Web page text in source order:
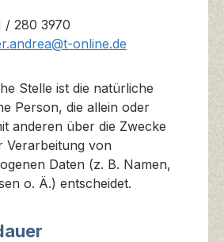
/ 280 3970
online.de
Stelle ist die natürliche
Person, die allein oder
anderen über die Zwecke
Verarbeitung von
Daten (z. B. Namen,
o. Ä.) entscheidet.